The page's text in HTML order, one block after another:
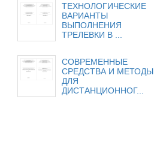
ТЕХНОЛОГИЧЕСКИЕ
ВАРИАНТЫ
ВЫПОЛНЕНИЯ
ТРЕЛЕВКИ В ...
СОВРЕМЕННЫЕ
СРЕДСТВА И МЕТОДЫ
ДЛЯ
ДИСТАНЦИОННОГ...